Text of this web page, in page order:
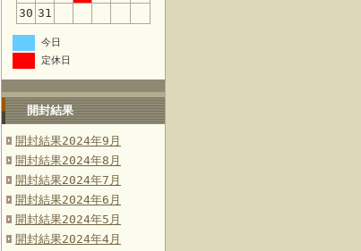
30 31
今日
定休日
開封結果
開封結果2024年9月
開封結果2024年8月
開封結果2024年7月
開封結果2024年6月
開封結果2024年5月
開封結果2024年4月